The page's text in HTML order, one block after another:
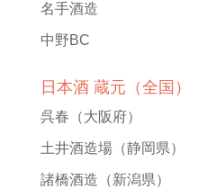
名手酒造
中野BC
日本酒 蔵元（全国）
呉春 （大阪府）
土井酒造場（静岡県）
諸橋酒造 （新潟県）